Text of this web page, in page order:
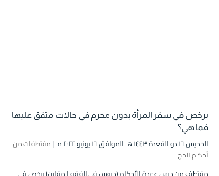
يرخص في سفر المرأة بدون محرم في حالات متفق عليها
فما هي؟
الخميس ۱٦ ذو القعدة ۱٤٤۳ هـ الموافق ۱٦ يونيو ۲۰۲۲ مـ |
مقتطفات من
أحكام الحج